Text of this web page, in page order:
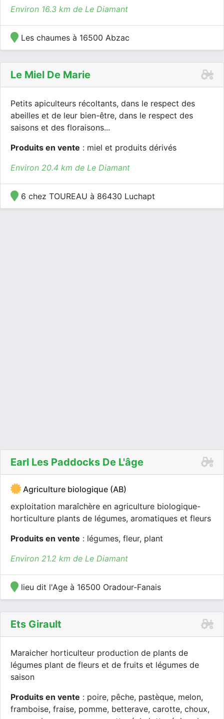
Environ 16.3 km de Le Diamant
Les chaumes à 16500 Abzac
Le Miel De Marie
Petits apiculteurs récoltants, dans le respect des
abeilles et de leur bien-être, dans le respect des
saisons et des floraisons...
Produits en vente : miel et produits dérivés
Environ 20.4 km de Le Diamant
6 chez TOUREAU à 86430 Luchapt
Earl Les Paddocks De L'âge
Agriculture biologique (AB)
exploitation maraîchère en agriculture biologique-
horticulture plants de légumes, aromatiques et fleurs
Produits en vente : légumes, fleur, plant
Environ 21.2 km de Le Diamant
lieu dit l'Age à 16500 Oradour-Fanais
Ets Girault
Maraicher horticulteur production de plants de
légumes plant de fleurs et de fruits et légumes de
saison
Produits en vente : poire, pêche, pastèque, melon,
framboise, fraise, pomme, betterave, carotte, choux,